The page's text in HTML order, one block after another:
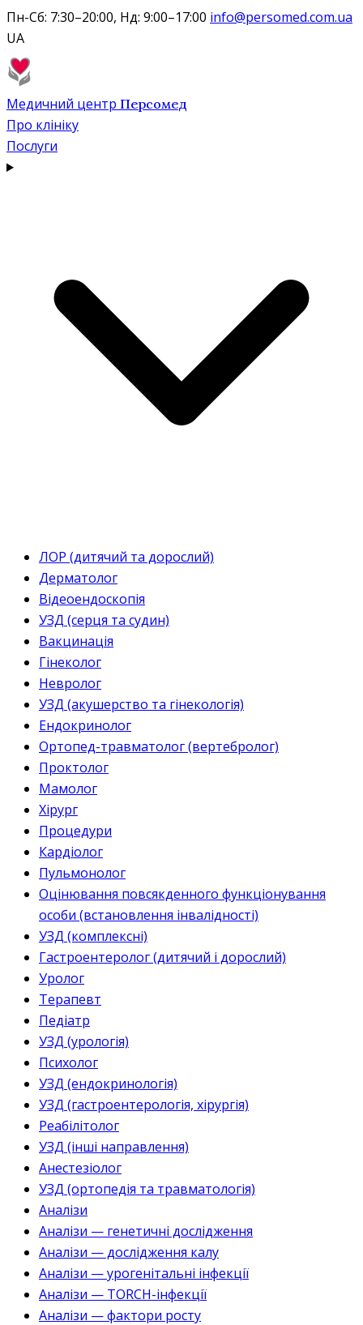
Пн-Сб: 7:30–20:00, Нд: 9:00–17:00 info@persomed.com.ua
UA
Медичний центр Персомед
Про клініку
Послуги
ЛОР (дитячий та дорослий)
Дерматолог
Відеоендоскопія
УЗД (серця та судин)
Вакцинація
Гінеколог
Невролог
УЗД (акушерство та гінекологія)
Ендокринолог
Ортопед-травматолог (вертебролог)
Проктолог
Мамолог
Хірург
Процедури
Кардіолог
Пульмонолог
Оцінювання повсякденного функціонування
особи (встановлення інвалідності)
УЗД (комплексні)
Гастроентеролог (дитячий і дорослий)
Уролог
Терапевт
Педіатр
УЗД (урологія)
Психолог
УЗД (ендокринологія)
УЗД (гастроентерологія, хірургія)
Реабілітолог
УЗД (інші направлення)
Анестезіолог
УЗД (ортопедія та травматологія)
Аналізи
Аналізи — генетичні дослідження
Аналізи — дослідження калу
Аналізи — урогенітальні інфекції
Аналізи — TORCH-інфекції
Аналізи — фактори росту